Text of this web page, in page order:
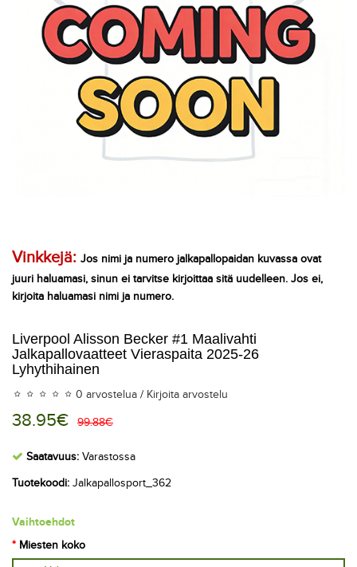
Vinkkejä: Jos nimi ja numero jalkapallopaidan kuvassa ovat
juuri haluamasi, sinun ei tarvitse kirjoittaa sitä uudelleen. Jos ei,
kirjoita haluamasi nimi ja numero.
Liverpool Alisson Becker #1 Maalivahti
Jalkapallovaatteet Vieraspaita 2025-26
Lyhythihainen
0 arvostelua / Kirjoita arvostelu
38.95€ 99.88€
Saatavuus: Varastossa
Tuotekoodi: Jalkapallosport_362
Vaihtoehdot
Miesten koko